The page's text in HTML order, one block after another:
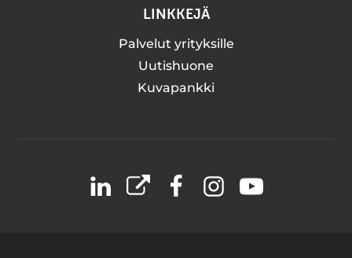
LINKKEJÄ
Palvelut yrityksille
Uutishuone
Kuvapankki
LinkedIn
X FacebookInstagramYouTube